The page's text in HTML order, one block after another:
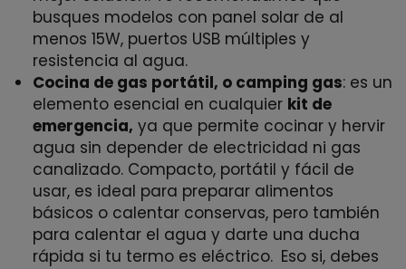
busques modelos con panel solar de al
menos 15W, puertos USB múltiples y
resistencia al agua.
Cocina de gas portátil, o camping gas: es un
elemento esencial en cualquier kit de
emergencia, ya que permite cocinar y hervir
agua sin depender de electricidad ni gas
canalizado. Compacto, portátil y fácil de
usar, es ideal para preparar alimentos
básicos o calentar conservas, pero también
para calentar el agua y darte una ducha
rápida si tu termo es eléctrico. Eso si, debes